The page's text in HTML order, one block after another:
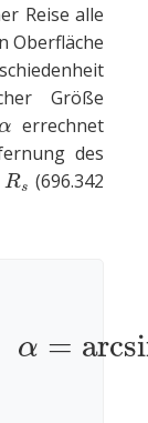
Reise alle
Oberfläche
Größe
errechnet
des
Rs
(696.342